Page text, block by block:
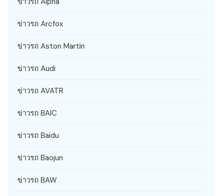
ข่าวรถ Arcfox
ข่าวรถ Aston Martin
ข่าวรถ Audi
ข่าวรถ AVATR
ข่าวรถ BAIC
ข่าวรถ Baidu
ข่าวรถ Baojun
ข่าวรถ BAW